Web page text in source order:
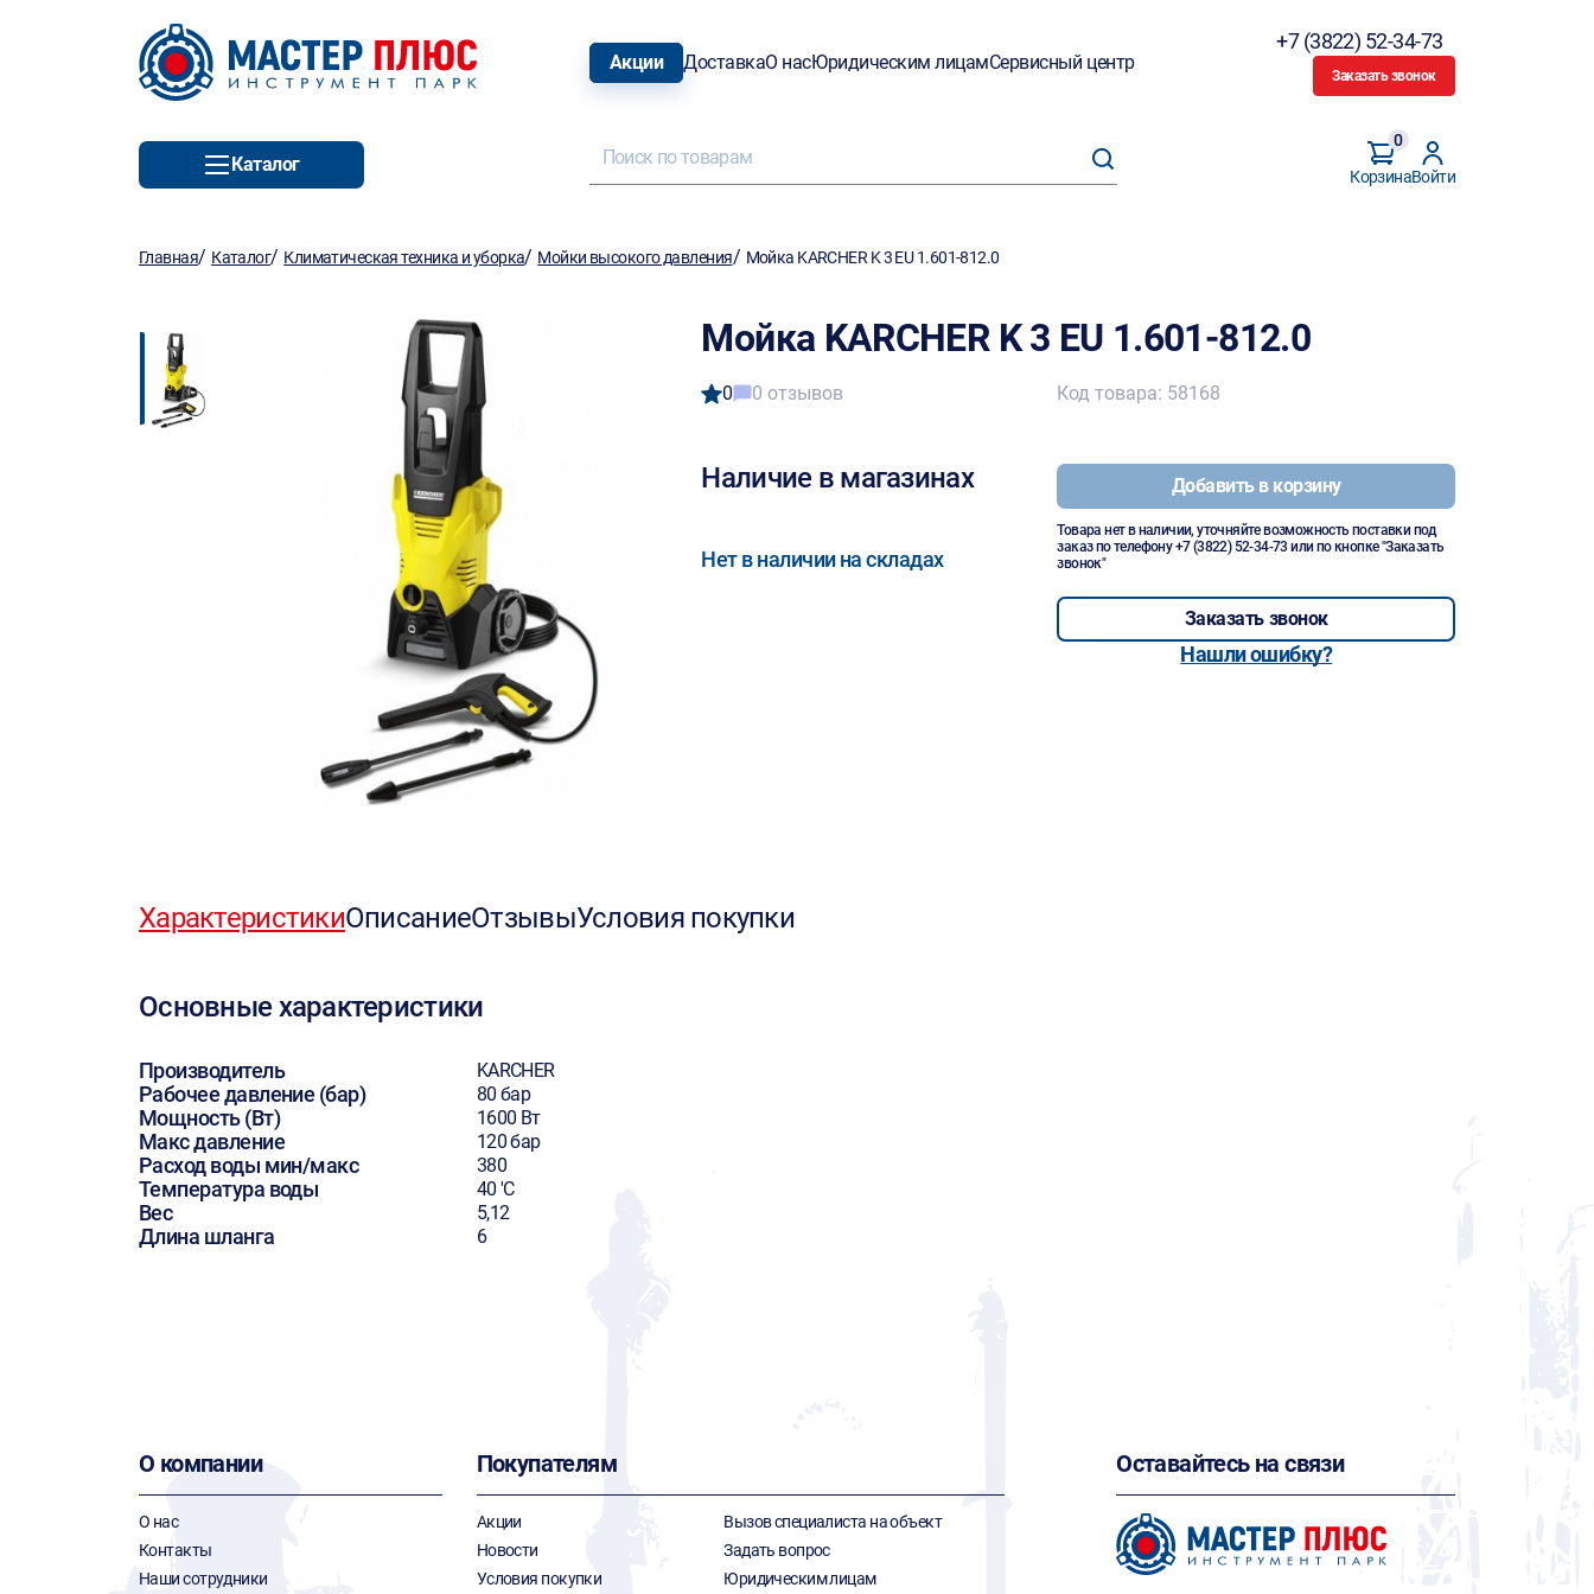
Акции ДоставкаО насЮридическим лицамСервисный центр
+7 (3822) 52-34-73
Заказать звонок
Каталог
Корзина
0
Войти
Главная/ Каталог/ Климатическая техника и уборка/ Мойки высокого давления/ Мойка KARCHER K 3 EU 1.601-812.0
Мойка KARCHER K 3 EU 1.601-812.0
0 0 отзывов
Наличие в магазинах
Нет в наличии на складах
Код товара: 58168
Добавить в корзину
Товара нет в наличии, уточняйте возможность поставки под
заказ по телефону+7 (3822) 52-34-73 или по кнопке "Заказать
звонок"
Заказать звонок
Нашли ошибку?
ХарактеристикиОписаниеОтзывыУсловия покупки
Основные характеристики
Производитель KARCHER
Рабочее давление (бар) 80 бар
Мощность (Вт) 1600 Вт
Макс давление 120 бар
Расход воды мин/макс 380
Температура воды 40 'C
Вес 5,12
Длина шланга 6
О компании
О нас
Контакты
Наши сотрудники
Покупателям
Акции
Новости
Условия покупки
Вызов специалиста на объект
Задать вопрос
Юридическим лицам
Оставайтесь на связи